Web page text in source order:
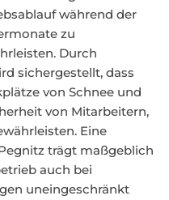
während der
zu
Durch
sichergestellt, dass
von Schnee und
von Mitarbeitern,
Eine
trägt maßgeblich
auch bei
uneingeschränkt